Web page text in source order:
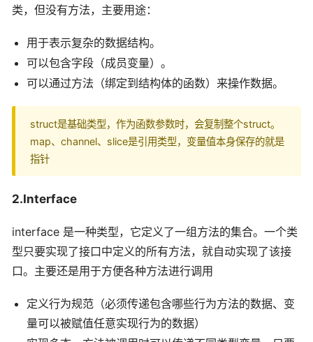
类，但没有方法，主要用途：
用于表示复杂的数据结构。
可以包含字段（成员变量）。
可以通过方法（绑定到结构体的函数）来操作数据。
struct是基础类型，作为函数参数时，会复制整个struct。
map、channel、slice是引用类型，变量值本身保存的就是
指针
2.Interface
interface 是一种类型，它定义了一组方法的集合。一个类
型只要实现了接口中定义的所有方法，就自动实现了该接
口。主要还是用于方便各种方法进行调用
定义行为规范（必须传递包含哪些行为方法的数据、变
量可以被赋值任意实现行为的数据）